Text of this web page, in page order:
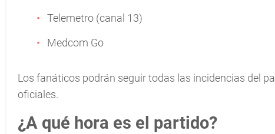
Telemetro (canal 13)
Medcom Go
Los fanáticos podrán seguir todas las incidencias del
oficiales.
¿A qué hora es el partido?